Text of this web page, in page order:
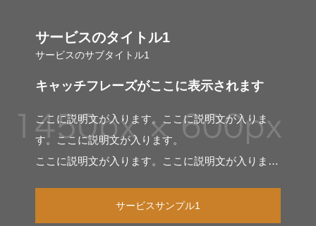
サービスのタイトル1
サービスのサブタイトル1
キャッチフレーズがここに表示されます
ここに説明文が入ります。ここに説明文が入りま
す。ここに説明文が入ります。
ここに説明文が入ります。ここに説明文が入りま
サービスサンプル1